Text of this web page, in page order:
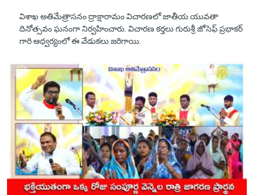
విశాఖ అతిమేత్రాసనం ద్రాక్షారామం విచారణలో జాతీయ యువతా
దినోత్సవం ఘనంగా నిర్వహించారు. విచారణ కర్తలు గురుశ్రీ జోసెఫ్ ప్రభాకర్
గారి ఆధ్వర్యంలో ఈ వేడుకలు జరిగాయి.